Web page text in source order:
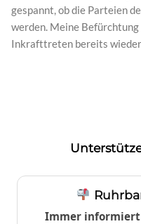
gespannt, ob die Parteien
werden. Meine
Inkrafttreten bereits
Immer informiert